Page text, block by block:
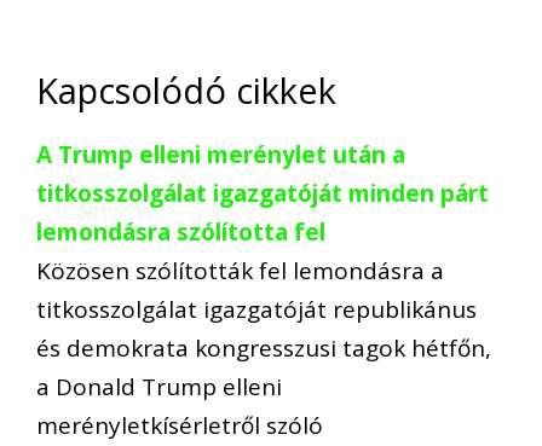
Kapcsolódó cikkek
A Trump elleni merénylet után a
titkosszolgálat igazgatóját minden párt
lemondásra szólította fel
Közösen szólították fel lemondásra a
titkosszolgálat igazgatóját republikánus
és demokrata kongresszusi tagok hétfőn,
a Donald Trump elleni
merényletkísérletről szóló